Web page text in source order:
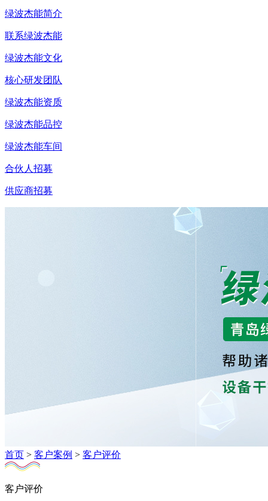
绿波杰能简介
联系绿波杰能
绿波杰能文化
核心研发团队
绿波杰能资质
绿波杰能品控
绿波杰能车间
合伙人招募
供应商招募
首页 > 客户案例 > 客户评价
客户评价